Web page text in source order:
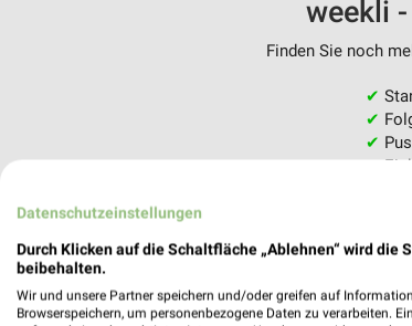
weekli
Finden Sie noch
✔
✔
✔
✔
Datenschutzeinstellungen
Durch Klicken auf die Schaltfläche „Ablehnen“ wird
beibehalten.
Wir und unsere Partner speichern und/oder greifen auf
Browserspeichern, um personenbezogene Daten zu verarbeiten.